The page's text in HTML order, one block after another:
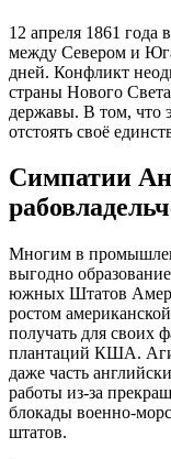
12 апреля 1861
между Севером и
дней. Конфликт
страны Нового
державы. В том, что
отстоять своё
Симпатии
Многим в
выгодно
южных Штатов
ростом
получать для своих
плантаций КША.
даже часть
работы из-за
блокады военно-
штатов.